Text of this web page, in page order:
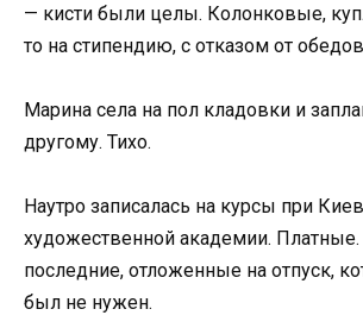
— кисти были целы. Колонковые,
то на стипендию, с отказом от
Марина села на пол кладовки и
другому. Тихо.
Наутро записалась на курсы при
художественной академии.
последние, отложенные на отпуск,
был не нужен.